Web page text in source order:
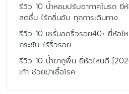
รีวิว 10 น้ำหอมปรับอากาศในรถ
สดชื่น ไร้กลิ่นอับ ทุกการเดินทาง
รีวิว 10 เซรั่มลดริ้วรอย40+ ยี่ห้อ
กระชับ ไร้ริ้วรอย
รีวิว 10 น้ำยาถูพื้น ยี่ห้อไหนดี
เท้า ช่วยฆ่าเชื้อโรค